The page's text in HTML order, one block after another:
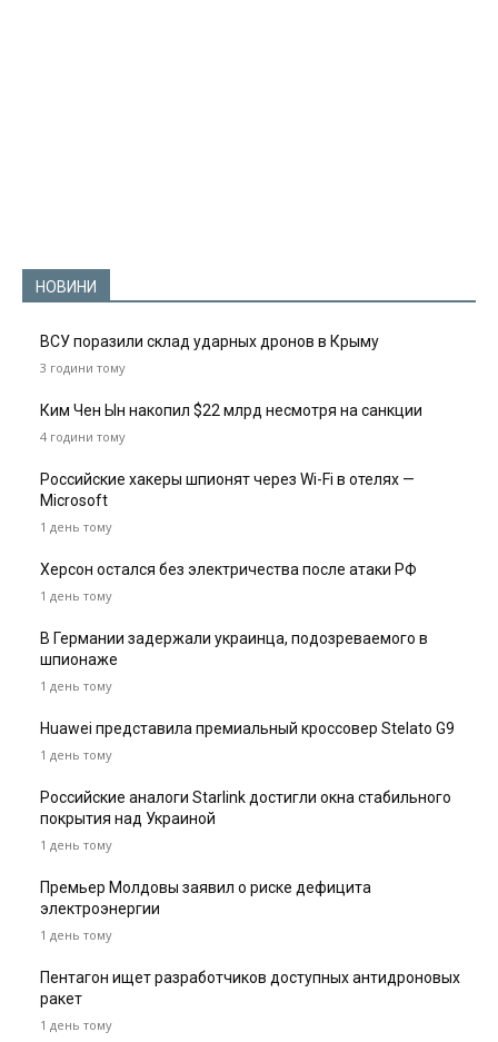
НОВИНИ
ВСУ поразили склад ударных дронов в Крыму
3 години тому
Ким Чен Ын накопил $22 млрд несмотря на санкции
4 години тому
Российские хакеры шпионят через Wi-Fi в отелях —
Microsoft
1 день тому
Херсон остался без электричества после атаки РФ
1 день тому
В Германии задержали украинца, подозреваемого в
шпионаже
1 день тому
Huawei представила премиальный кроссовер Stelato G9
1 день тому
Российские аналоги Starlink достигли окна стабильного
покрытия над Украиной
1 день тому
Премьер Молдовы заявил о риске дефицита
электроэнергии
1 день тому
Пентагон ищет разработчиков доступных антидроновых
ракет
1 день тому